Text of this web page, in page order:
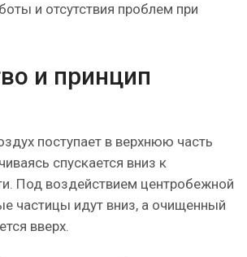
и отсутствия проблем при
и принцип
поступает в верхнюю часть
спускается вниз к
Под воздействием центробежной
частицы идут вниз, а очищенный
вверх.